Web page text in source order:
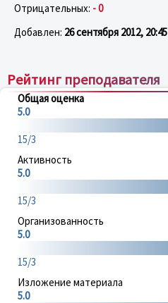
Отрицательных: - 0
Добавлен: 26 сентября 2012, 20:45
Рейтинг преподавателя
Общая оценка
5.0
15/3
Активность
5.0
15/3
Организованность
5.0
15/3
Изложение материала
5.0